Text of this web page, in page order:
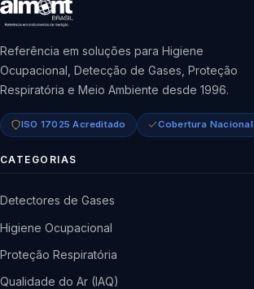
Referência em soluções para Higiene
Ocupacional, Detecção de Gases, Proteção
Respiratória e Meio Ambiente desde 1996.
ISO 17025 Acreditado Cobertura Nacional
CATEGORIAS
Detectores de Gases
Higiene Ocupacional
Proteção Respiratória
Qualidade do Ar (IAQ)